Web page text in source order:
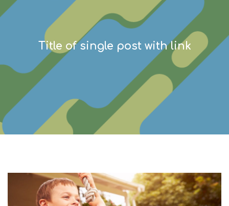
Title of single post with link